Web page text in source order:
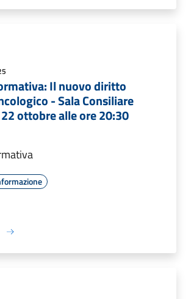
Il nuovo diritto
- Sala Consiliare
ottobre alle ore 20:30